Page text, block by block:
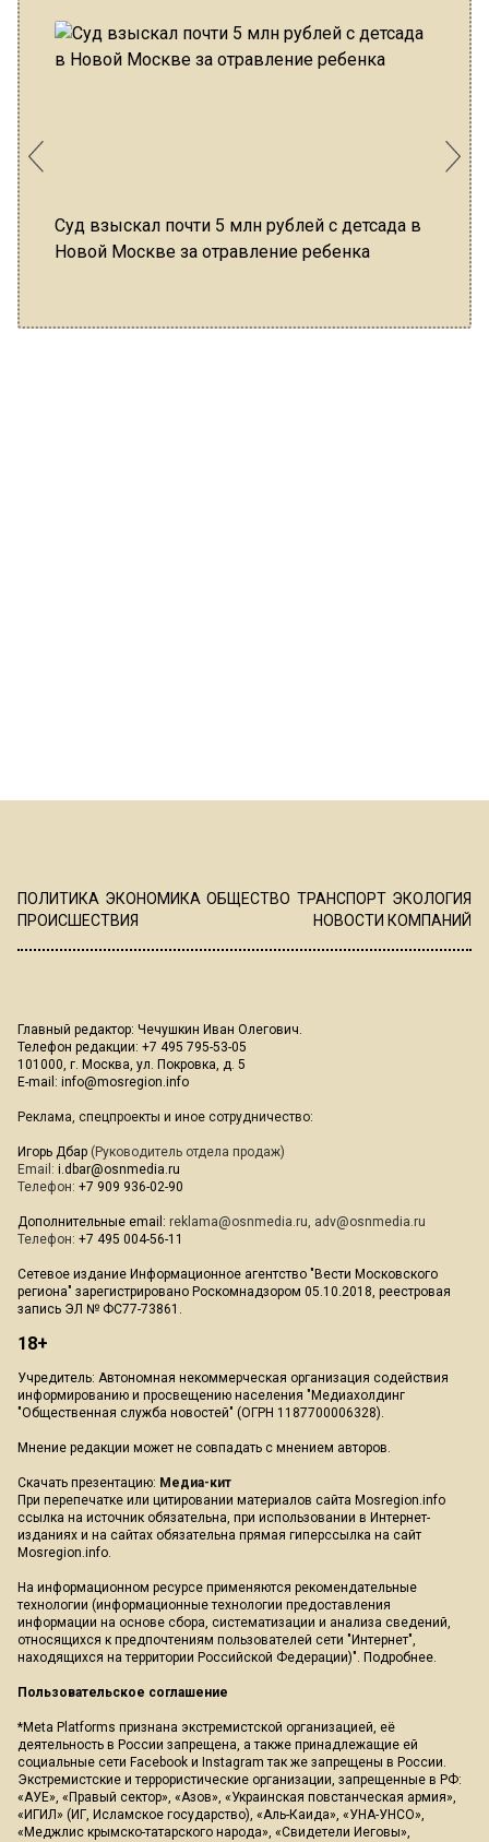
Суд взыскал почти 5 млн рублей с детсада в
Новой Москве за отравление ребенка
Под
ПОЛИТИКА ЭКОНОМИКА ОБЩЕСТВО ТРАНСПОРТ ЭКОЛОГИЯ
ПРОИСШЕСТВИЯ
НОВОСТИ КОМПАНИЙ
Главный редактор: Чечушкин Иван Олегович.
Телефон редакции: +7 495 795-53-05
101000, г. Москва, ул. Покровка, д. 5
E-mail: info@mosregion.info
Реклама, спецпроекты и иное сотрудничество:
Игорь Дбар (Руководитель отдела продаж)
Email: i.dbar@osnmedia.ru
Телефон: +7 909 936-02-90
Дополнительные email: reklama@osnmedia.ru, adv@osnmedia.ru
Телефон: +7 495 004-56-11
Сетевое издание Информационное агентство "Вести Московского
региона" зарегистрировано Роскомнадзором 05.10.2018, реестровая
запись ЭЛ № ФС77-73861.
18+
Учредитель: Автономная некоммерческая организация содействия
информированию и просвещению населения "Медиахолдинг
"Общественная служба новостей" (ОГРН 1187700006328).
Мнение редакции может не совпадать с мнением авторов.
Скачать презентацию: Медиа-кит
При перепечатке или цитировании материалов сайта Mosregion.info
ссылка на источник обязательна, при использовании в Интернет-
изданиях и на сайтах обязательна прямая гиперссылка на сайт
Mosregion.info.
На информационном ресурсе применяются рекомендательные
технологии (информационные технологии предоставления
информации на основе сбора, систематизации и анализа сведений,
относящихся к предпочтениям пользователей сети "Интернет",
находящихся на территории Российской Федерации)". Подробнее.
Пользовательское соглашение
*Meta Platforms признана экстремистской организацией, её
деятельность в России запрещена, а также принадлежащие ей
социальные сети Facebook и Instagram так же запрещены в России.
Экстремистские и террористические организации, запрещенные в РФ:
«АУЕ», «Правый сектор», «Азов», «Украинская повстанческая армия»,
«ИГИЛ» (ИГ, Исламское государство), «Аль-Каида», «УНА-УНСО»,
«Меджлис крымско-татарского народа», «Свидетели Иеговы»,